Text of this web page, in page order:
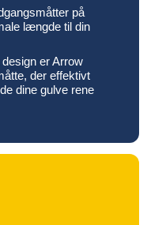
på
længde til din
er Arrow
der effektivt
dine gulve rene